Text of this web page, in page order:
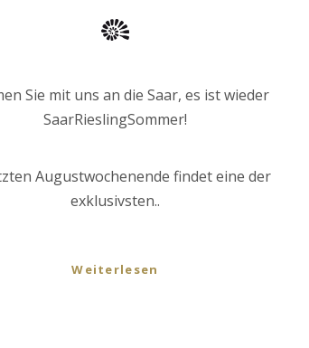
Sie mit uns an die Saar, es ist wieder
SaarRieslingSommer!
Augustwochenende findet eine der
exklusivsten..
Weiterlesen